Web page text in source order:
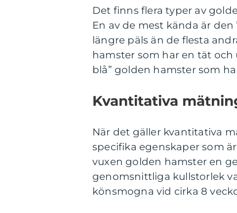
Det finns flera typer av
En av de mest kända är
längre päls än de flesta
hamster som har en tät och
blå” golden hamster som
Kvantitativa
När det gäller kvantitativa
specifika egenskaper som
vuxen golden hamster en
genomsnittliga kullstorlek
könsmogna vid cirka 8